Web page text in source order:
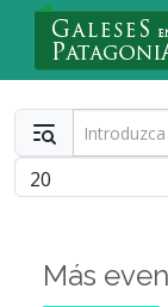
Nuevo
Introduzca parte
Cantidad
Más